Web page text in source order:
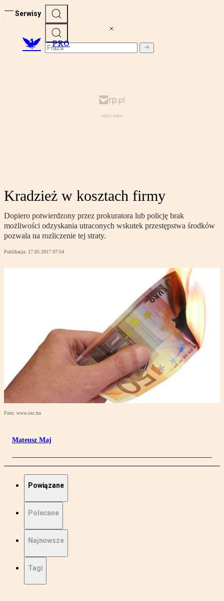
Serwisy
PRO
Kradzież w kosztach firmy
Dopiero potwierdzony przez prokuratora lub policję brak
możliwości odzyskania utraconych wskutek przestępstwa środków
pozwala na rozliczenie tej straty.
Publikacja: 17.05.2017 07:54
Foto: www.sxc.hu
Mateusz Maj
Powiązane
Polecane
Najnowsze
Tagi